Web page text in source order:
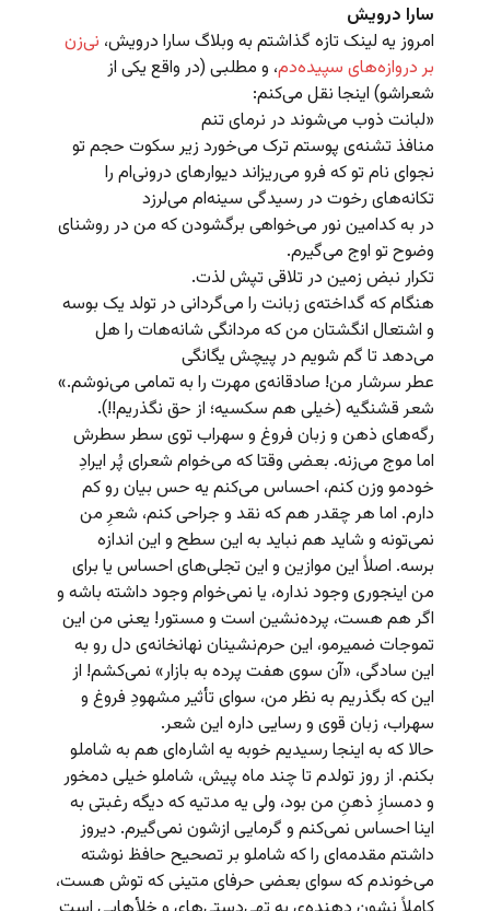
سارا درویش
امروز یه لینک تازه گذاشتم به وبلاگ سارا درویش، نی‌زن
بر دروازه‌های سپیده‌دم، و مطلبی (در واقع یکی از
شعراشو) اینجا نقل می‌کنم:
«لبانت ذوب می‌شوند در نرمای تنم
منافذ تشنه‌ی پوستم ترک می‌خورد زیر سکوت حجم تو
نجوای نام تو که فرو می‌ریزاند دیوارهای درونی‌ام را
تکانه‌های رخوت در رسیدگی سینه‌ام می‌لرزد
در به کدامین نور می‌خواهی برگشودن که من در روشنای
وضوح تو اوج می‌گیرم.
تکرار نبض زمین در تلاقی تپش لذت.
هنگام که گداخته‌ی زبانت را می‌گردانی در تولد یک بوسه
و اشتعال انگشتان من که مردانگی شانه‌هات را هل
می‌دهد تا گم شویم در پیچش یگانگی
عطر سرشار من! صادقانه‌ی مهرت را به تمامی می‌نوشم.»
شعر قشنگیه (خیلی هم سکسیه؛ از حق نگذریم!!).
رگه‌های ذهن و زبان فروغ و سهراب توی سطر سطرش
اما موج می‌زنه. بعضی وقتا که می‌خوام شعرای پُر ایرادِ
خودمو وزن کنم، احساس می‌کنم یه حس بیان رو کم
دارم. اما هر چقدر هم که نقد و جراحی کنم، شعرِ من
نمی‌تونه و شاید هم نباید به این سطح و این اندازه
برسه. اصلاً این موازین و این تجلی‌های احساس یا برای
من اینجوری وجود نداره، یا نمی‌خوام وجود داشته باشه و
اگر هم هست، پرده‌نشین است و مستور! یعنی من این
تموجات ضمیرمو، این حرم‌نشینان نهانخانه‌ی دل رو به
این سادگی، «آن سوی هفت پرده به بازار» نمی‌کشم! از
این که بگذریم به نظر من، سوای تأثیر مشهودِ فروغ و
سهراب، زبان قوی و رسایی داره این شعر.
حالا که به اینجا رسیدیم خوبه یه اشاره‌ای هم به شاملو
بکنم. از روز تولدم تا چند ماه پیش، شاملو خیلی دمخور
و دمسازِ ذهنِ من بود، ولی یه مدتیه که دیگه رغبتی به
اینا احساس نمی‌کنم و گرمایی ازشون نمی‌گیرم. دیروز
داشتم مقدمه‌ای را که شاملو بر تصحیح حافظ نوشته
می‌خوندم که سوای بعضی حرفای متینی که توش هست،